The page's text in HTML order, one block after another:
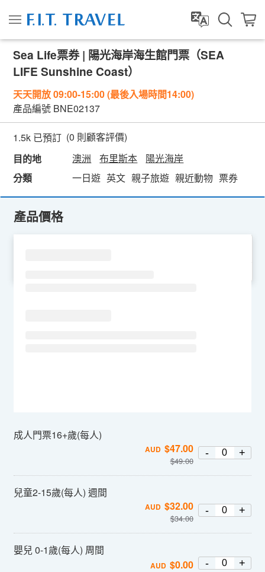
Sea Life票券 | 陽光海岸海生館門票（SEA
LIFE Sunshine Coast）
天天開放 09:00-15:00 (最後入場時間14:00)
產品編號 BNE02137
1.5k 已預訂 (0 則顧客評價)
目的地
澳洲 布里斯本
陽光海岸
分類
一日遊 英文 親子旅遊 親近動物 票券
產品價格
成人門票16+歲(每人)
AUD $47.00
$49.00
- +
兒童2-15歲(每人) 週間
AUD $32.00
$34.00
- +
嬰兒 0-1歲(每人) 周間
AUD $0.00 - +